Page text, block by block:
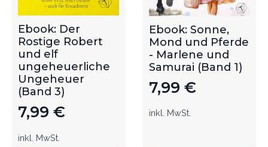
Ebook: Der
Rostige Robert
und elf
ungeheuerliche
Ungeheuer
(Band 3)
7,99 €
inkl. MwSt.
Ebook: Sonne,
Mond und Pferde
- Marlene und
Samurai (Band 1)
7,99 €
inkl. MwSt.